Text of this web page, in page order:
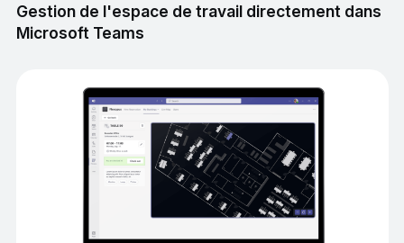
Gestion de l'espace de travail directement dans
Microsoft Teams